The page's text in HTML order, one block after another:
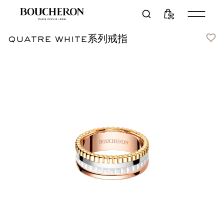
联络我们 ¥38,600
quatre white系列戒指